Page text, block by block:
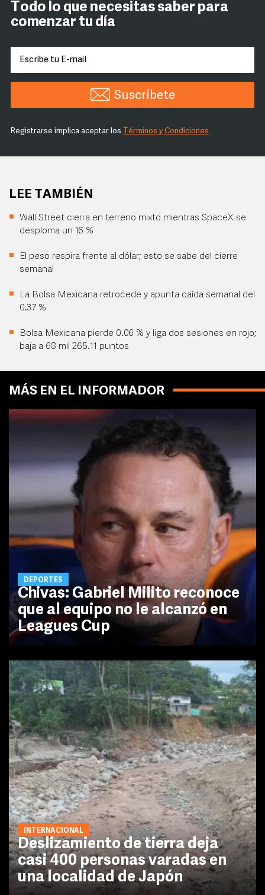
Todo lo que necesitas saber para
comenzar tu día
Suscríbete
Registrarse implica aceptar los Términos y Condiciones
LEE TAMBIÉN
Wall Street cierra en terreno mixto mientras SpaceX se
desploma un 16 %
El peso respira frente al dólar; esto se sabe del cierre
semanal
La Bolsa Mexicana retrocede y apunta caída semanal del
0.37 %
Bolsa Mexicana pierde 0.06 % y liga dos sesiones en rojo;
baja a 68 mil 265.11 puntos
MÁS EN EL INFORMADOR
DEPORTES
Chivas: Gabriel Milito reconoce
que al equipo no le alcanzó en
Leagues Cup
INTERNACIONAL
Deslizamiento de tierra deja
casi 400 personas varadas en
una localidad de Japón